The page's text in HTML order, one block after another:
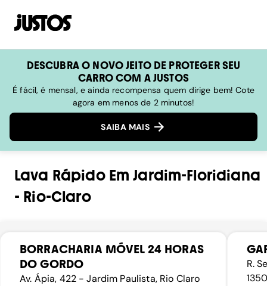
DESCUBRA O NOVO JEITO DE PROTEGER SEU
CARRO COM A JUSTOS
É fácil, é mensal, e ainda recompensa quem dirige bem! Cote
agora em menos de 2 minutos!
SAIBA MAIS
Lava RápidoEmJardim-Floridiana
- Rio-Claro
BORRACHARIA MÓVEL 24 HORAS
DO GORDO
Av. Ápia, 422 - Jardim Paulista, Rio Claro
R.